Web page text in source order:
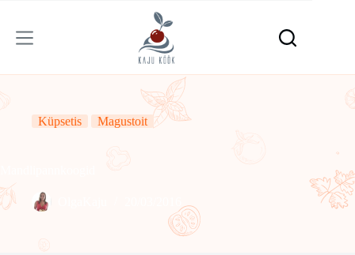
content
Küpsetis Magustoit